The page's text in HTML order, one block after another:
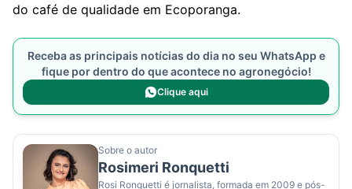
do café de qualidade em Ecoporanga.
Receba as principais notícias do dia no seu WhatsApp e
fique por dentro do que acontece no agronegócio!
Clique aqui
Sobre o autor
Rosimeri Ronquetti
Rosi Ronquetti é jornalista, formada em 2009 e pós-